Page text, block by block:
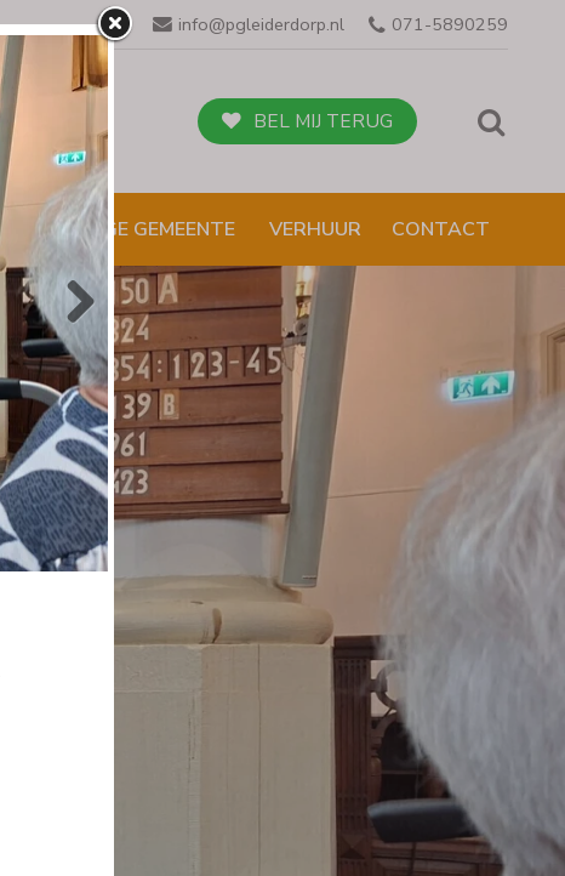
info@pgleiderdorp.nl 071-5890259
BEL MIJ TERUG
ANBI /VEILIGE GEMEENTE VERHUUR